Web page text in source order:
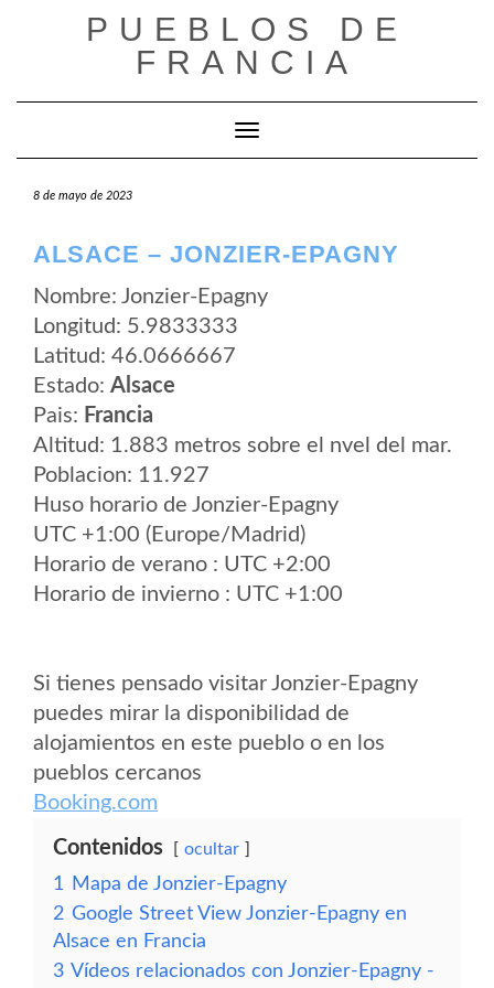
PUEBLOS DE
FRANCIA
Cambiar modo de navegación
8 de mayo de 2023
ALSACE – JONZIER-EPAGNY
Nombre: Jonzier-Epagny
Longitud: 5.9833333
Latitud: 46.0666667
Estado: Alsace
Pais: Francia
Altitud: 1.883 metros sobre el nvel del mar.
Poblacion: 11.927
Huso horario de Jonzier-Epagny
UTC +1:00 (Europe/Madrid)
Horario de verano : UTC +2:00
Horario de invierno : UTC +1:00
Si tienes pensado visitar Jonzier-Epagny
puedes mirar la disponibilidad de
alojamientos en este pueblo o en los
pueblos cercanos
Booking.com
Contenidos ocultar
1
Mapa de Jonzier-Epagny
2 Google Street View Jonzier-Epagny en
Alsace en Francia
3 Vídeos relacionados con Jonzier-Epagny -